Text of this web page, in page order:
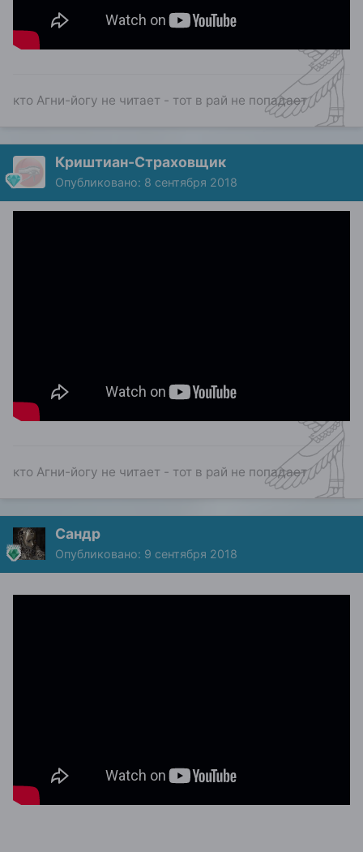
кто Агни-йогу не читает - тот в рай не попадает
Криштиан-Страховщик
Опубликовано: 8 сентября 2018
кто Агни-йогу не читает - тот в рай не попадает
Сандр
Опубликовано: 9 сентября 2018